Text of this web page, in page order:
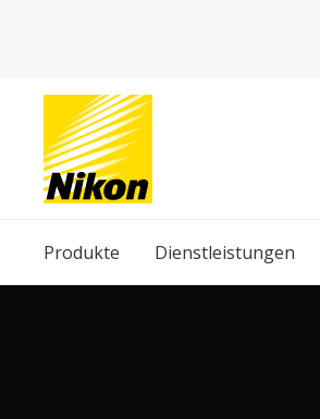
Produkte Dienstleistungen